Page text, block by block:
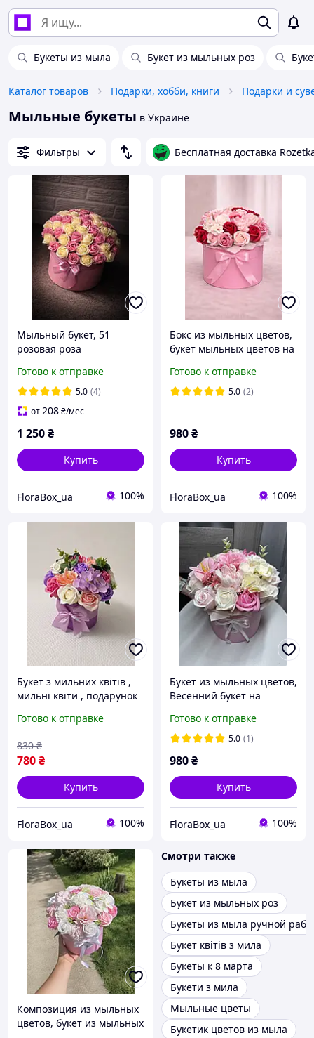
Букеты из мыла Букет из мыльных роз
Каталог товаров Подарки, хобби, книги
Мыльные букеты в Украине
Фильтры Бесплатная доставка
Мыльный букет, 51
розовая роза
Готово к отправке
5.0 (4)
от208₴/мес
1 250₴
Купить
FloraBox_ua 100%
Бокс из мыльных цветов,
букет мыльных цветов на
Готово к отправке
5.0 (2)
980₴
Купить
FloraBox_ua 100%
Букет з мильних квітів ,
мильні квіти , подарунок
дефаміновий букет ,
Готово к отправке
780₴
830 ₴
Купить
FloraBox_ua 100%
Букет из мыльных цветов,
Весенний букет на
девушке
Готово к отправке
5.0 (1)
980₴
Купить
FloraBox_ua 100%
Композиция из мыльных
цветов, букет из мыльных
Смотри также
Букеты из мыла
Букет из мыльных роз
Букеты из мыла ручной
Букет квітів з мила
Букеты к 8 марта
Букети з мила
Мыльные цветы
Букетик цветов из мыла